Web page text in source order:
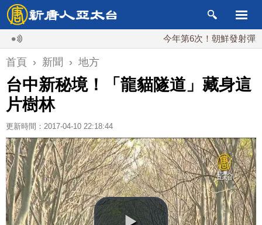
今年第6次！朝鮮發射彈道導彈
首頁 › 新聞 › 地方
台中新秘境！「龍貓隧道」藏身這
片樹林
更新時間：2017-04-10 22:18:44